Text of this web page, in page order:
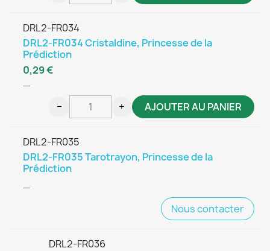
DRL2-FR034
DRL2-FR034 Cristaldine, Princesse de la
Prédiction
—
0,29 €
− + AJOUTER AU PANIER
DRL2-FR035
DRL2-FR035 Tarotrayon, Princesse de la
Prédiction
—
Nous contacter
DRL2-FR036